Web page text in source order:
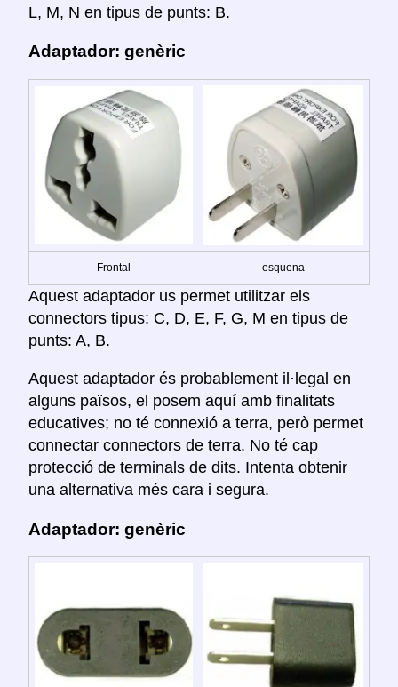
L, M, N en tipus de punts: B.
Adaptador: genèric
Frontal esquena
Aquest adaptador us permet utilitzar els
connectors tipus: C, D, E, F, G, M en tipus de
punts: A, B.
Aquest adaptador és probablement il·legal en
alguns països, el posem aquí amb finalitats
educatives; no té connexió a terra, però permet
connectar connectors de terra. No té cap
protecció de terminals de dits. Intenta obtenir
una alternativa més cara i segura.
Adaptador: genèric